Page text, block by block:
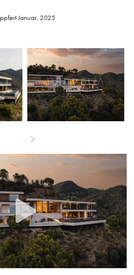
balanse mellom hverdagskomfort
og energieffektive
både luksus og funksjonalitet.
terrasser, anlagte hager og et
tilfluktssted omgitt av landskapet.
mest eksklusive, inngjerdede
bemerkelsesverdige villaen privatliv,
på Costa del Sol.
Januar, 2025